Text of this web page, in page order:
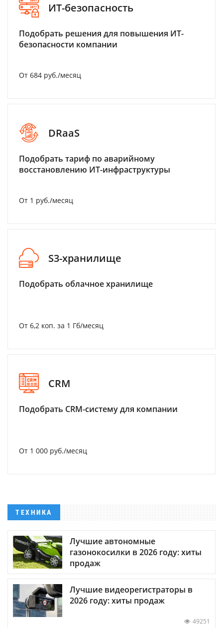
ИТ-безопасность
Подобрать решения для повышения ИТ-
безопасности компании
От 684 руб./месяц
DRaaS
Подобрать тариф по аварийному
восстановлению ИТ-инфраструктуры
От 1 руб./месяц
S3-хранилище
Подобрать облачное хранилище
От 6,2 коп. за 1 Гб/месяц
CRM
Подобрать CRM-систему для компании
От 1 000 руб./месяц
ТЕХНИКА
Лучшие автономные
газонокосилки в 2026 году: хиты
продаж
Лучшие видеорегистраторы в
2026 году: хиты продаж
49251